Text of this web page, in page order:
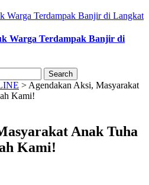
Warga Terdampak Banjir di
> Agendakan Aksi, Masyarakat
Kami!
Anak Tuha
Kami!